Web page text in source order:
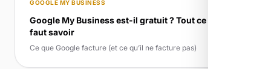
GOOGLE MY BUSINESS
Google My Business est-il gratuit ? Tout ce qu’il
faut savoir
Ce que Google facture (et ce qu’il ne facture pas)